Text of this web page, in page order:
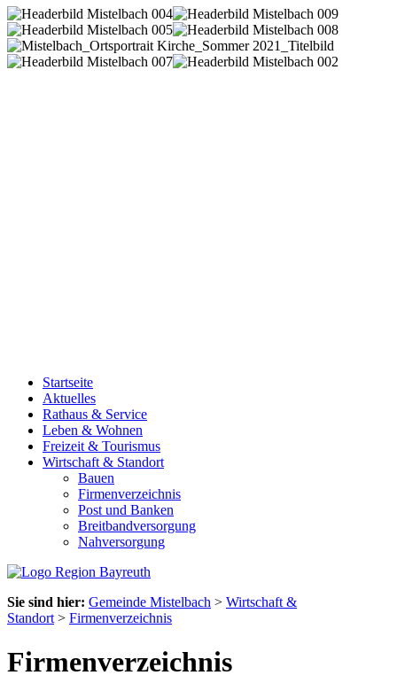
Startseite
Aktuelles
Rathaus & Service
Leben & Wohnen
Freizeit & Tourismus
Wirtschaft & Standort
Bauen
Firmenverzeichnis
Post und Banken
Breitbandversorgung
Nahversorgung
Sie sind hier: Gemeinde Mistelbach > Wirtschaft &
Standort > Firmenverzeichnis
Firmenverzeichnis